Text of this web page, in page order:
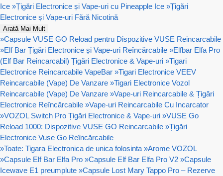
Ice »Țigări Electronice și Vape-uri cu Pineapple Ice »Țigări
Electronice și Vape-uri Fără Nicotină
Arată Mai Mult
»Capsule VUSE GO Reload pentru Dispozitive VUSE Reincarcabile
»Elf Bar Țigări Electronice și Vape-uri Reîncărcabile »Elfbar Elfa Pro
(Elf Bar Reincarcabil) Țigări Electronice & Vape-uri »Tigari
Electronice Reincarcabile VapeBar »Tigari Electronice VEEV
Reincarcabile (Vape) De Vanzare »Tigari Electronice Vozol
Reincarcabile (Vape) De Vanzare »Vape-uri Reincarcabile & Țigări
Electronice Reîncărcabile »Vape-uri Reincarcabile Cu Incarcator
»VOZOL Switch Pro Țigări Electronice & Vape-uri »VUSE Go
Reload 1000: Dispozitive VUSE GO Reincarcabile »Țigări
Electronice Vuse Go Reîncărcabile
»Toate: Tigara Electronica de unica folosinta »Arome VOZOL
»Capsule Elf Bar Elfa Pro »Capsule Elf Bar Elfa Pro V2 »Capsule
Icewave E1 preumplute »Capsule Lost Mary Tappo Pro – Rezerve